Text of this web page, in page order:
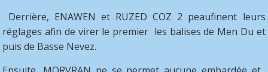
Derrière, ENAWEN et RUZED COZ 2 peaufinent leurs
réglages afin de virer le premier les balises de Men Du et
puis de Basse Nevez.